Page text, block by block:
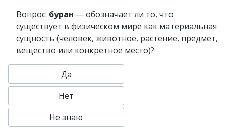
Вопрос: буран — обозначает ли то, что
существует в физическом мире как материальная
сущность (человек, животное, растение, предмет,
вещество или конкретное место)?
Да
Нет
Не знаю